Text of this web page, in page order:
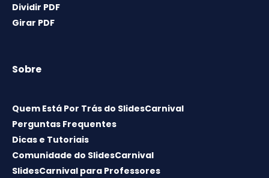
Dividir PDF
Girar PDF
Sobre
Quem Está Por Trás do SlidesCarnival
Perguntas Frequentes
Dicas e Tutoriais
Comunidade do SlidesCarnival
SlidesCarnival para Professores